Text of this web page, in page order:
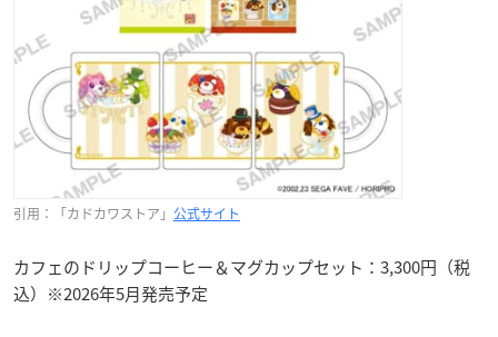
引用：「カドカワストア」 公式サイト
カフェのドリップコーヒー＆マグカップセット：3,300円（税
込）※2026年5月発売予定